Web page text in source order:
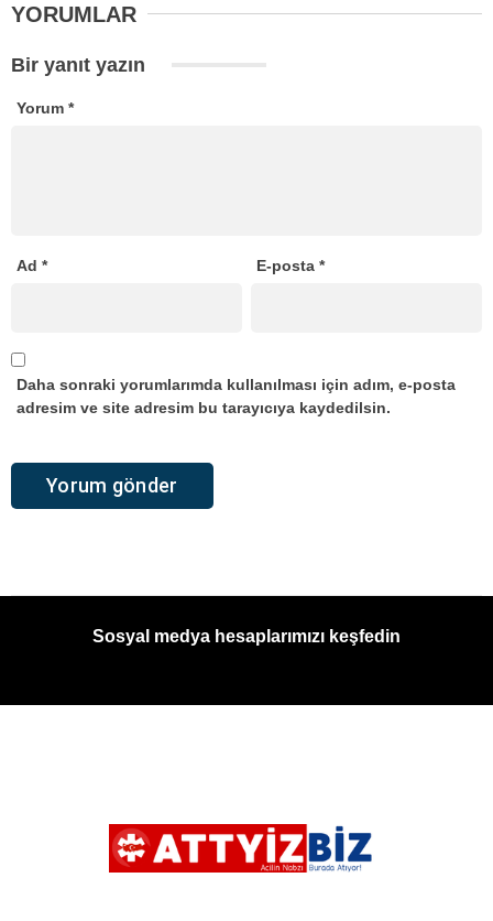
YORUMLAR
Bir yanıt yazın
Yorum *
Ad * E-posta*
Daha sonraki yorumlarımda kullanılması için adım, e-posta
adresim ve site adresim bu tarayıcıya kaydedilsin.
Sosyal medya hesaplarımızı keşfedin